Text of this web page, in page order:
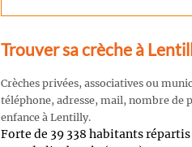
Trouver sa crèche à
Crèches privées, associatives ou
téléphone, adresse, mail, nombre de
enfance à Lentilly.
Forte de 39 338 habitants